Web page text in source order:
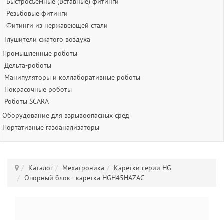
Резьбовые фитинги
Фитинги из нержавеющей стали
Глушители сжатого воздуха
Промышленные роботы
Дельта-роботы
Манипуляторы и коллаборативные роботы
Покрасочные роботы
Роботы SCARA
Оборудование для взрывоопасных сред
Портативные газоанализаторы
Каталог Мехатроника
Каретки серии HG
Опорный блок - каретка HGH45HAZAC